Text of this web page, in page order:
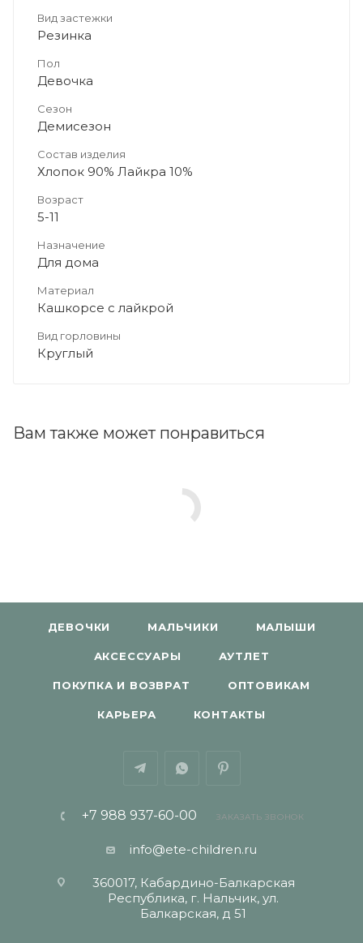
Вид застежки
Резинка
Пол
Девочка
Сезон
Демисезон
Состав изделия
Хлопок 90% Лайкра 10%
Возраст
5-11
Назначение
Для дома
Материал
Кашкорсе с лайкрой
Вид горловины
Круглый
Вам также может понравиться
ДЕВОЧКИ МАЛЬЧИКИ МАЛЫШИ
АКСЕССУАРЫ АУТЛЕТ
ПОКУПКА И ВОЗВРАТ ОПТОВИКАМ
КАРЬЕРА КОНТАКТЫ
+7 988 937-60-00 ЗАКАЗАТЬ ЗВОНОК
info@ete-children.ru
360017, Кабардино-Балкарская
Республика, г. Нальчик, ул.
Балкарская, д 51